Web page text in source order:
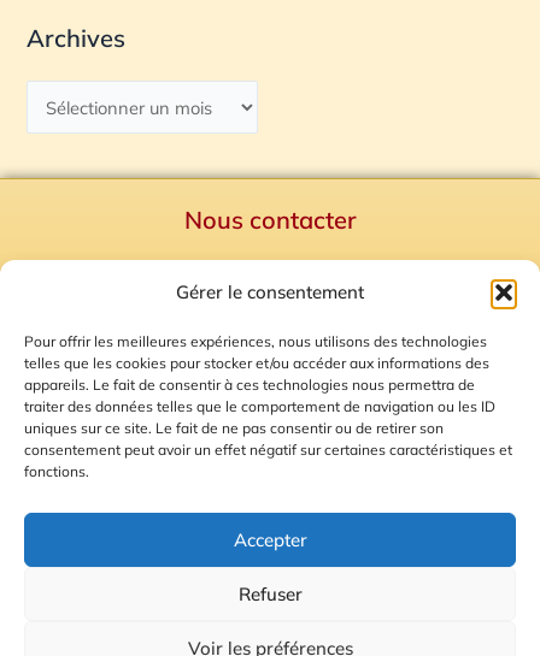
Gérer le consentement
Pour offrir les meilleures expériences, nous utilisons des technologies
telles que les cookies pour stocker et/ou accéder aux informations des
appareils. Le fait de consentir à ces technologies nous permettra de
traiter des données telles que le comportement de navigation ou les ID
uniques sur ce site. Le fait de ne pas consentir ou de retirer son
consentement peut avoir un effet négatif sur certaines caractéristiques et
fonctions.
Accepter
Refuser
Voir les préférences
Archives
Nous contacter
Mentions Légales
Plan du site
Gestion des Cookies
© 2026 Radio Calade